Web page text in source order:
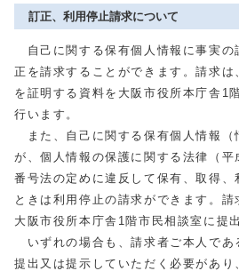
訂正、利用停止請求について
自己に関する保有個人情報に事実の
正を請求することができます。請求
を証明する資料を大阪市役所本庁舎1
行います。
また、自己に関する保有個人情報（
が、個人情報の保護に関する法律（
番号法の定めに違反して保有、取得、
ときは利用停止の請求ができます。
大阪市役所本庁舎1階市民相談室に提
いずれの場合も、請求者ご本人であ
提出又は提示していただく必要があり